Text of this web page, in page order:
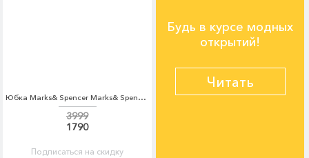
Юбка Marks& Spencer Marks& Spencer MA178EWARAY6
3999
1790
Подписаться на скидку
Будь в курсе модных
открытий!
Читать